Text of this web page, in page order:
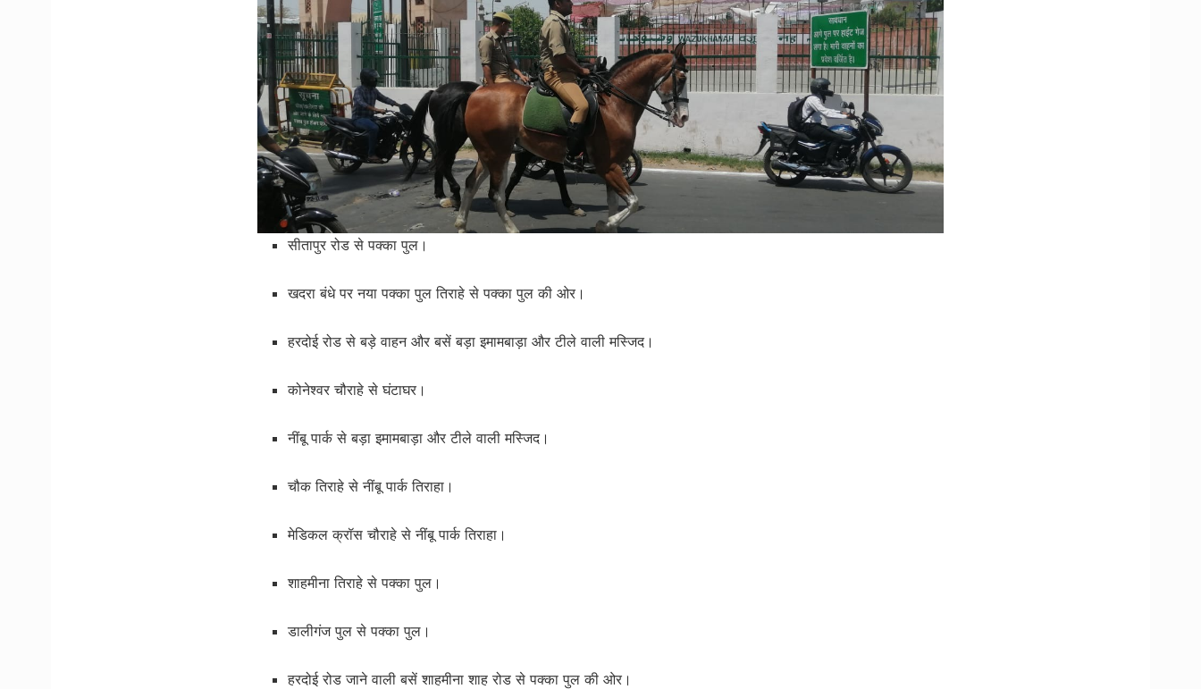
सीतापुर रोड से पक्का पुल।
खदरा बंधे पर नया पक्का पुल तिराहे से पक्का पुल की ओर।
हरदोई रोड से बड़े वाहन और बसें बड़ा इमामबाड़ा और टीले वाली मस्जिद।
कोनेश्वर चौराहे से घंटाघर।
नींबू पार्क से बड़ा इमामबाड़ा और टीले वाली मस्जिद।
चौक तिराहे से नींबू पार्क तिराहा।
मेडिकल क्रॉस चौराहे से नींबू पार्क तिराहा।
शाहमीना तिराहे से पक्का पुल।
डालीगंज पुल से पक्का पुल।
हरदोई रोड जाने वाली बसें शाहमीना शाह रोड से पक्का पुल की ओर।